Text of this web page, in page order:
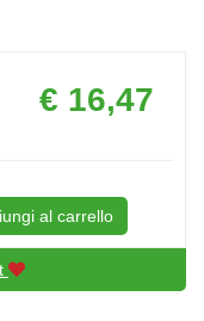
Prezzo
scontato
€ 16,47
al carrello